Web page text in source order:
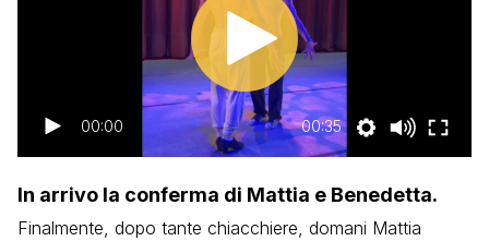
00:00 00:35
In arrivo la conferma di Mattia e Benedetta.
Finalmente, dopo tante chiacchiere, domani Mattia